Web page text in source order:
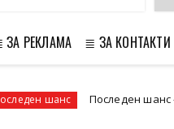
ЗА РЕКЛАМА ≣ ЗА КОНТАКТИ
шанс Последен шанс -